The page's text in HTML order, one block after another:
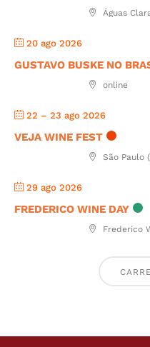
Águas
20 ago 2026
GUSTAVO BUSKE NO
online
22 – 23 ago 2026
VEJA WINE FEST
São Paulo
29 ago 2026
FREDERICO WINE DAY
Frederico